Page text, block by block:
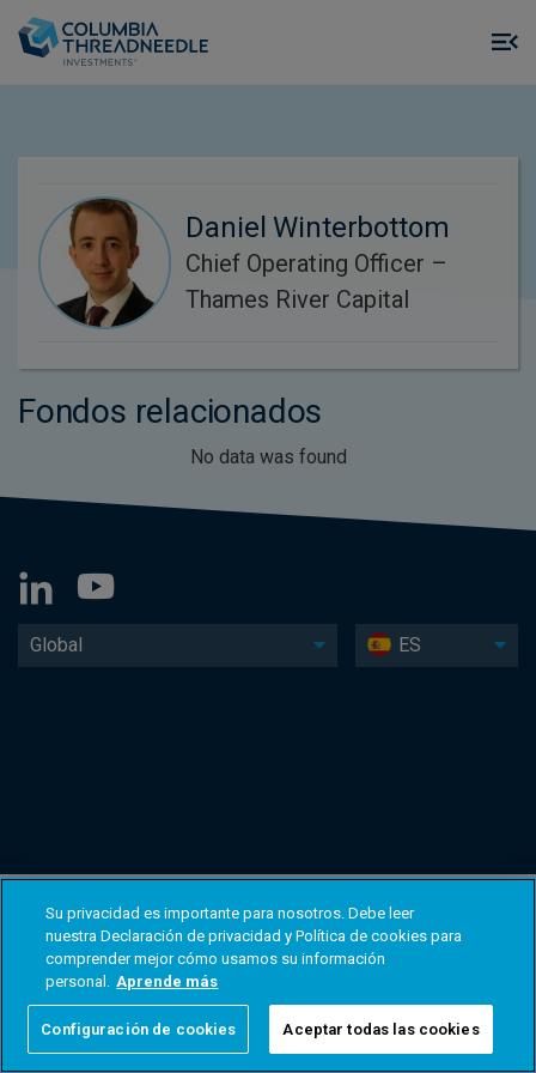
Daniel Winterbottom
Chief Operating Officer –
Thames River Capital
Fondos relacionados
No data was found
Global ES
Su privacidad es importante para nosotros. Debe leer
nuestra Declaración de privacidad y Política de cookies para
comprender mejor cómo usamos su información
personal. Aprende más
Configuración de cookies Aceptar todas las cookies